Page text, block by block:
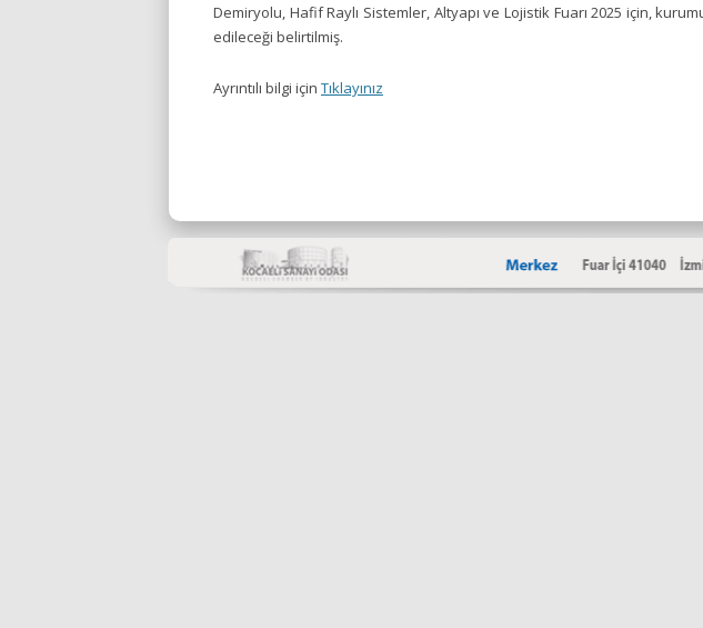
Demiryolu, Hafif Raylı Sistemler, Altyapı ve Lojistik Fuarı 2025 için,
edileceği belirtilmiş.
Ayrıntılı bilgi için Tıklayınız